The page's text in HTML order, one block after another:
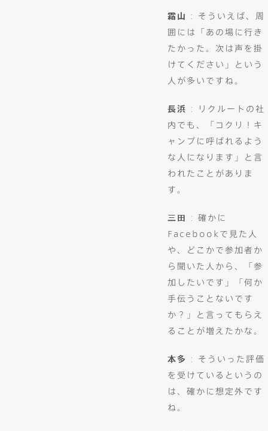
霜山 : そういえば、周
囲には「あの場に行き
たかった。次は声を掛
けてください」という
人が多いですね。
長浜 : リクルートの社
内でも、「コクリ！キ
ャンプに呼ばれるよう
な人になります」と言
われたことがありま
す。
三田 : 確かに
Facebookで見た人
や、どこかで参加者か
ら聞いた人から、「参
加したいです」「何か
手伝うことないです
か？」と言ってもらえ
ることが増えたかな。
本多 : そういった評価
を受けているというの
は、確かに想定外です
ね。